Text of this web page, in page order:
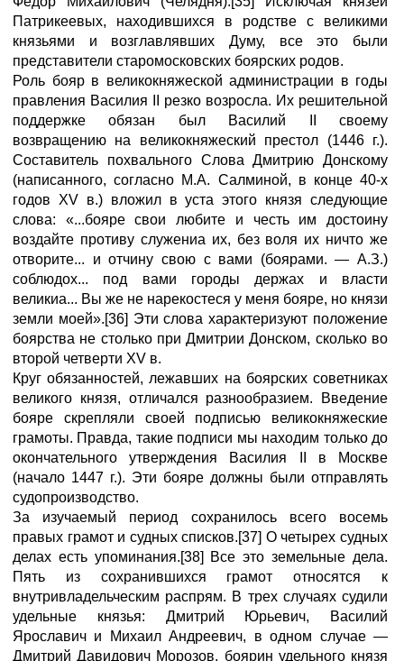
Патрикеевых, находившихся в родстве с великими
князьями и возглавлявших Думу, все это были
представители старомосковских боярских родов.
Роль бояр в великокняжеской администрации в годы
правления Василия II резко возросла. Их решительной
поддержке обязан был Василий II своему
возвращению на великокняжеский престол (1446 г.).
Составитель похвального Слова Дмитрию Донскому
(написанного, согласно М.А. Салминой, в конце 40-х
годов XV в.) вложил в уста этого князя следующие
слова: «...бояре свои любите и честь им достоину
воздайте противу служениа их, без воля их ничто же
отворите... и отчину свою с вами (боярами. — А.З.)
соблюдох... под вами городы держах и власти
великиа... Вы же не нарекостеся у меня бояре, но князи
земли моей».[36] Эти слова характеризуют положение
боярства не столько при Дмитрии Донском, сколько во
второй четверти XV в.
Круг обязанностей, лежавших на боярских советниках
великого князя, отличался разнообразием. Введение
бояре скрепляли своей подписью великокняжеские
грамоты. Правда, такие подписи мы находим только до
окончательного утверждения Василия II в Москве
(начало 1447 г.). Эти бояре должны были отправлять
судопроизводство.
За изучаемый период сохранилось всего восемь
правых грамот и судных списков.[37] О четырех судных
делах есть упоминания.[38] Все это земельные дела.
Пять из сохранившихся грамот относятся к
внутривладельческим распрям. В трех случаях судили
удельные князья: Дмитрий Юрьевич, Василий
Ярославич и Михаил Андреевич, в одном случае —
Дмитрий Давидович Морозов, боярин удельного князя